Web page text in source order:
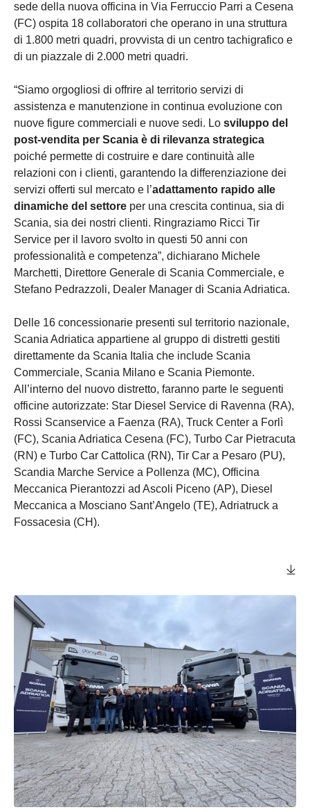
sede della nuova officina in Via Ferruccio Parri a Cesena
(FC) ospita 18 collaboratori che operano in una struttura
di 1.800 metri quadri, provvista di un centro tachigrafico e
di un piazzale di 2.000 metri quadri.
“Siamo orgogliosi di offrire al territorio servizi di
assistenza e manutenzione in continua evoluzione con
nuove figure commerciali e nuove sedi. Lo sviluppo del
post-vendita per Scania è di rilevanza strategica
poiché permette di costruire e dare continuità alle
relazioni con i clienti, garantendo la differenziazione dei
servizi offerti sul mercato e l’adattamento rapido alle
dinamiche del settore per una crescita continua, sia di
Scania, sia dei nostri clienti. Ringraziamo Ricci Tir
Service per il lavoro svolto in questi 50 anni con
professionalità e competenza”, dichiarano Michele
Marchetti, Direttore Generale di Scania Commerciale, e
Stefano Pedrazzoli, Dealer Manager di Scania Adriatica.
Delle 16 concessionarie presenti sul territorio nazionale,
Scania Adriatica appartiene al gruppo di distretti gestiti
direttamente da Scania Italia che include Scania
Commerciale, Scania Milano e Scania Piemonte.
All’interno del nuovo distretto, faranno parte le seguenti
officine autorizzate: Star Diesel Service di Ravenna (RA),
Rossi Scanservice a Faenza (RA), Truck Center a Forlì
(FC), Scania Adriatica Cesena (FC), Turbo Car Pietracuta
(RN) e Turbo Car Cattolica (RN), Tir Car a Pesaro (PU),
Scandia Marche Service a Pollenza (MC), Officina
Meccanica Pierantozzi ad Ascoli Piceno (AP), Diesel
Meccanica a Mosciano Sant’Angelo (TE), Adriatruck a
Fossacesia (CH).